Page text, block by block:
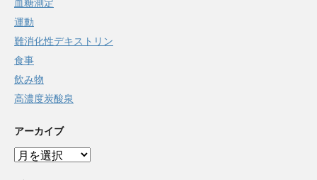
血糖測定
運動
難消化性デキストリン
食事
飲み物
高濃度炭酸泉
アーカイブ
ア